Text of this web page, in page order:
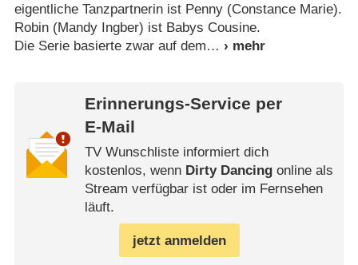
eigentliche Tanzpartnerin ist Penny (Constance Marie).
Robin (Mandy Ingber) ist Babys Cousine.
Die Serie basierte zwar auf dem
Erinnerungs-Service per
E-Mail
TV Wunschliste informiert dich
kostenlos, wenn Dirty Dancingonline als
Stream verfügbar ist oder im Fernsehen
läuft.
jetzt anmelden